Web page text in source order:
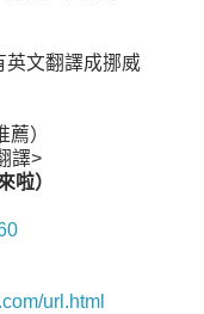
文翻譯成挪威
薦）
譯>
啦）
url.html